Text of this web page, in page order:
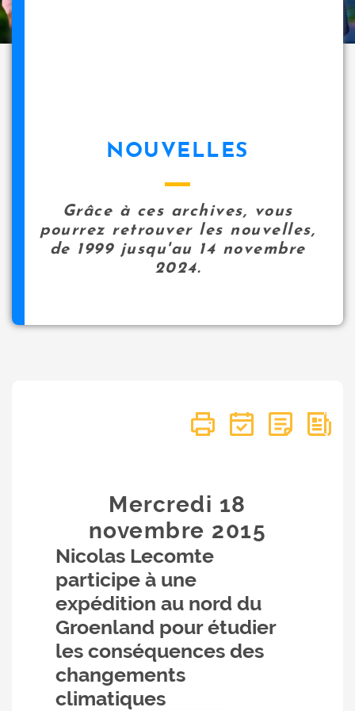
NOUVELLES
Grâce à ces archives, vous
pourrez retrouver les nouvelles,
de 1999 jusqu'au 14 novembre
2024.
Mercredi 18
novembre 2015
Nicolas Lecomte
participe à une
expédition au nord du
Groenland pour étudier
les conséquences des
changements
climatiques